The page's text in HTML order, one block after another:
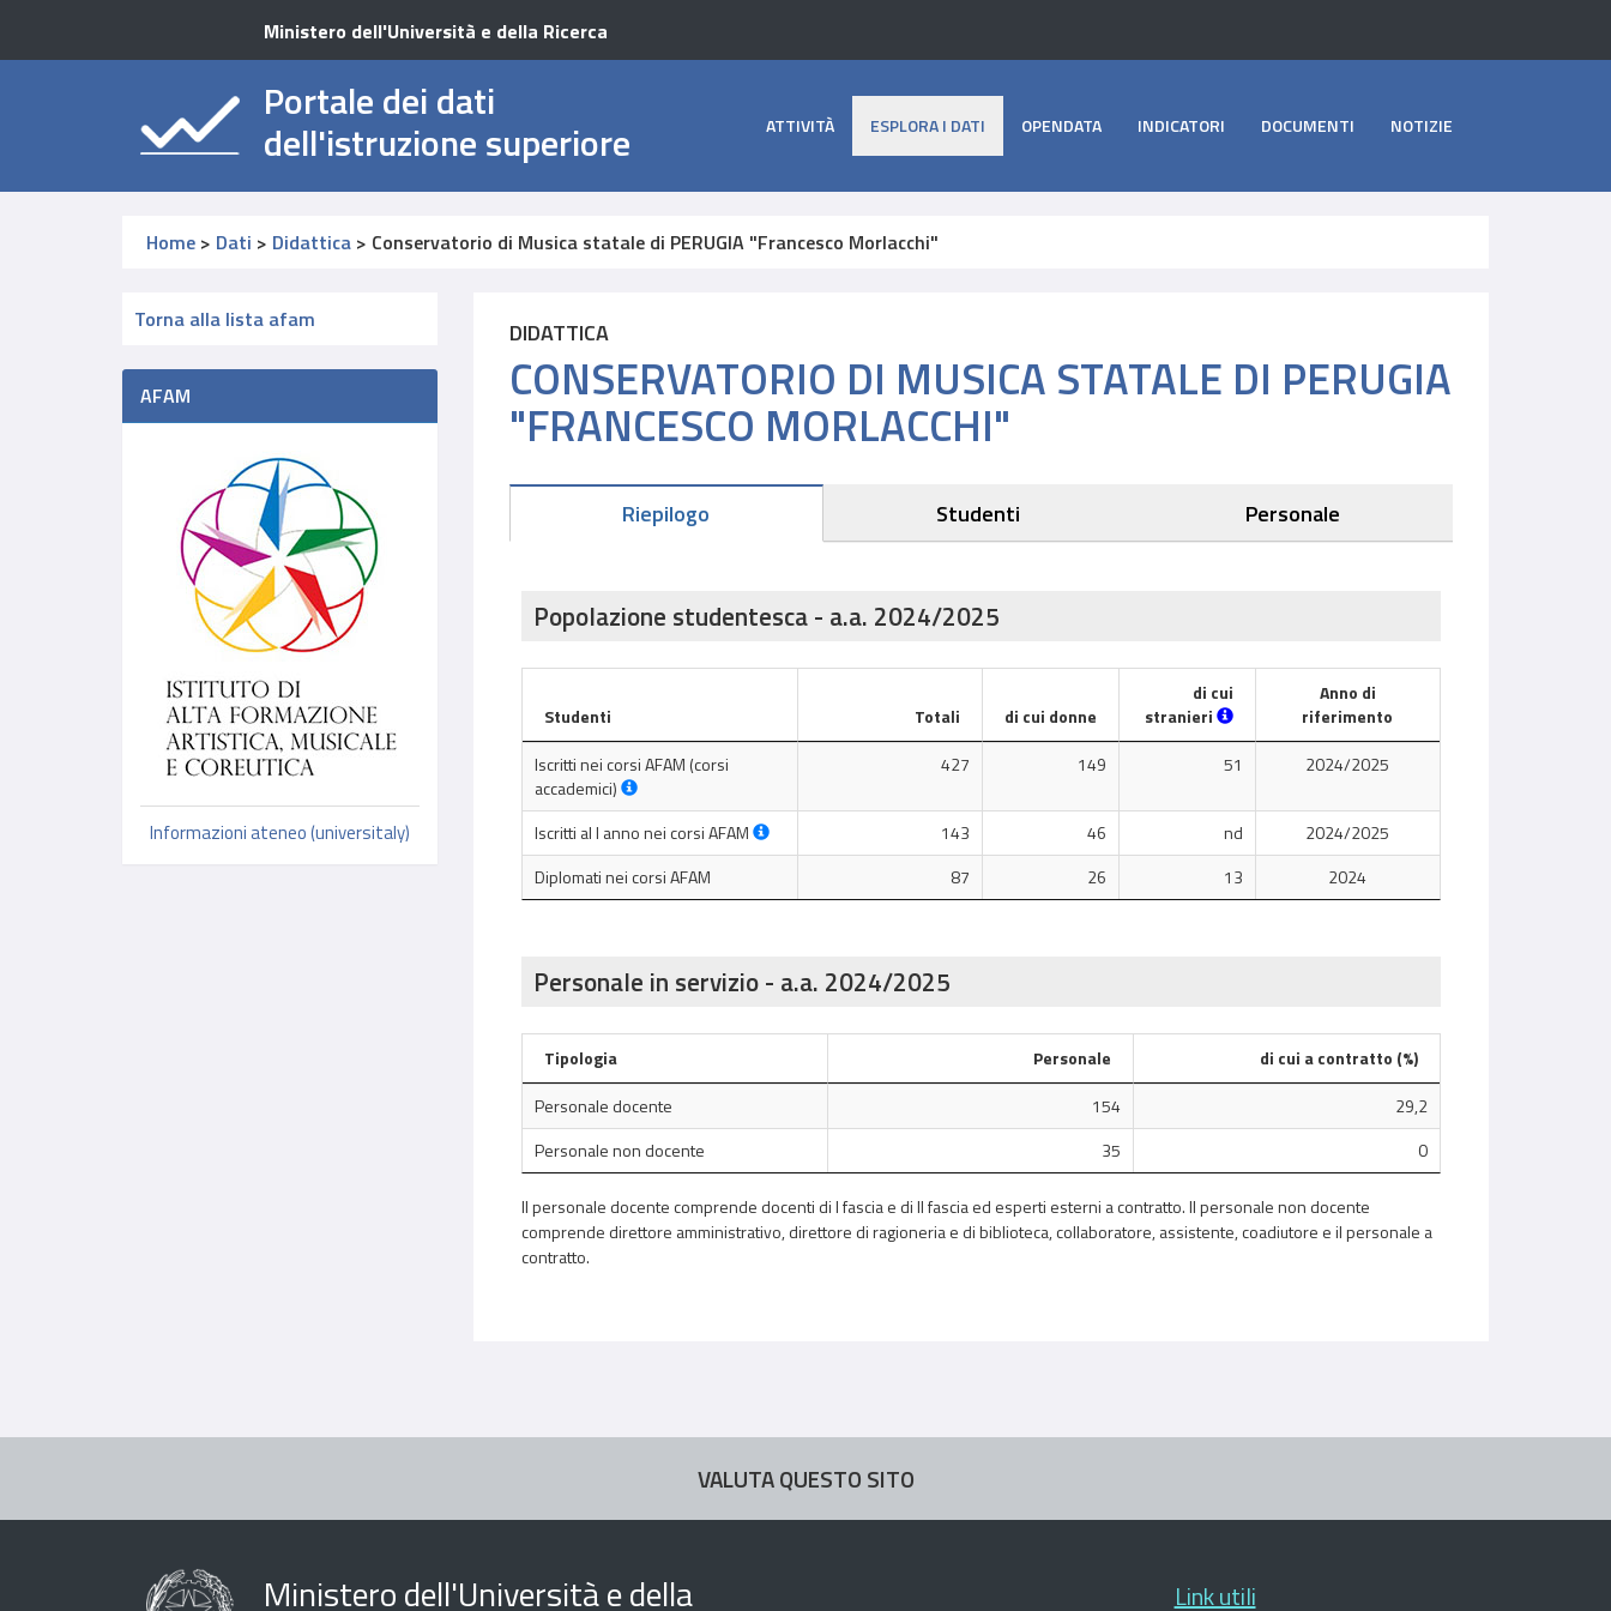
Ministero dell'Università e della Ricerca
Portale dei dati
dell'istruzione superiore ATTIVITÀ ESPLORA I DATI OPENDATA INDICATORI DOCUMENTI NOTIZIE
Home > Dati > Didattica > Conservatorio di Musica statale di PERUGIA "Francesco Morlacchi"
Torna alla lista afam
AFAM
Informazioni ateneo (universitaly)
DIDATTICA
CONSERVATORIO DI MUSICA STATALE DI PERUGIA
"FRANCESCO MORLACCHI"
Riepilogo Studenti Personale
Popolazione studentesca - a.a. 2024/2025
Studenti Totali di cui donne
di cui
stranieri
Anno di
riferimento
Iscritti nei corsi AFAM (corsi
accademici)
427 149 51 2024/2025
Iscritti al I anno nei corsi AFAM 143 46 nd
2024/2025
Diplomati nei corsi AFAM
87 26 13 2024
Personale in servizio - a.a. 2024/2025
Tipologia Personale
di cui a contratto (%)
Personale docente
154
29,2
Personale non docente
35 0
Il personale docente comprende docenti di I fascia e di II fascia ed esperti esterni a contratto. Il personale non docente
comprende direttore amministrativo, direttore di ragioneria e di biblioteca, collaboratore, assistente, coadiutore e il personale a
contratto.
VALUTA QUESTO SITO
Ministero dell'Università e della Link utili